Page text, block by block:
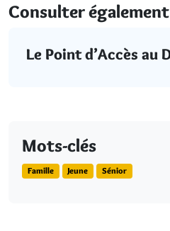
Consulter également
Le Point d’Accès au
Mots-clés
Famille Jeune Sénior